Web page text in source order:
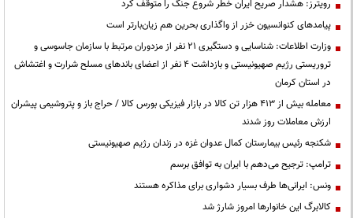
رویترز: هشدار صریح ایران خطر شروع جنگ را متوقف کرد
پیامدهای کنوانسیون خزر از واگذاری بحرین هم زیان‌بارتر است
وزارت اطلاعات: شناسایی و دستگیری ۲۱ نفر از مزدوران مرتبط با سازمان جاسوسی و
تروریستی رژیم صهیونیستی و بازداشت ۴ نفر از اعضای باندهای مسلح شرارت و اغتشاش
در استان کرمان
معامله بیش از ۴۱۳ هزار تن کالا در بازار فیزیکی بورس کالا / حراج باز و پتروشیمی پیشران
ارزش معاملات روز شدند
شکنجه رئیس بیمارستان کمال عدوان غزه در زندان رژیم صهیونیستی
ترامپ: ترجیح می‌دهم با ایران به توافق برسم
ونس: ایرانی‌ها طرف بسیار دشواری برای مذاکره هستند
کالابرگ این خانوارها امروز شارژ شد